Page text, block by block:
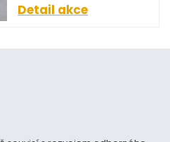
Detail akce